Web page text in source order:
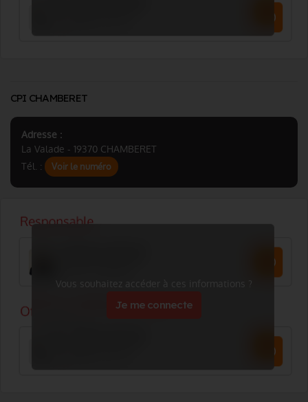
CPI CHAMBERET
Adresse :
La Valade - 19370 CHAMBERET
Tél. :
Voir le numéro
Vous souhaitez accéder à ces informations ?
Je me connecte